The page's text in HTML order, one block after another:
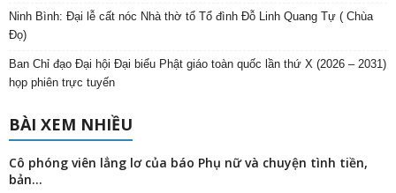
Ninh Bình: Đại lễ cất nóc Nhà thờ tổ Tổ đình Đỗ Linh Quang Tự ( Chùa
Đọ)
Ban Chỉ đạo Đại hội Đại biểu Phật giáo toàn quốc lần thứ X (2026 – 2031)
họp phiên trực tuyến
BÀI XEM NHIỀU
Cô phóng viên lẳng lơ của báo Phụ nữ và chuyện tình tiền,
bản...